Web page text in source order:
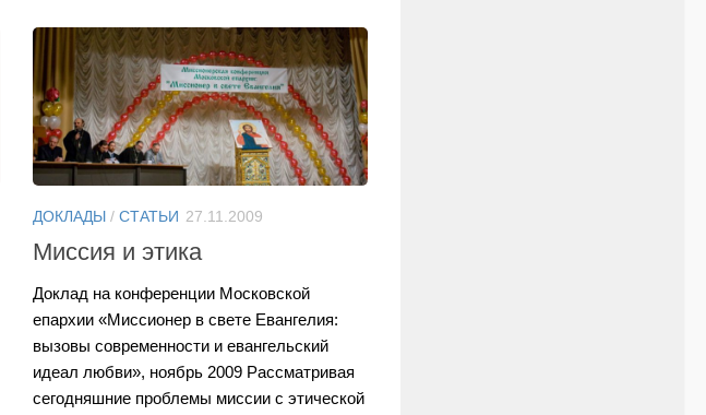
ДОКЛАДЫ / СТАТЬИ 27.11.2009
Миссия и этика
Доклад на конференции Московской
епархии «Миссионер в свете Евангелия:
вызовы современности и евангельский
идеал любви», ноябрь 2009 Рассматривая
сегодняшние проблемы миссии с этической